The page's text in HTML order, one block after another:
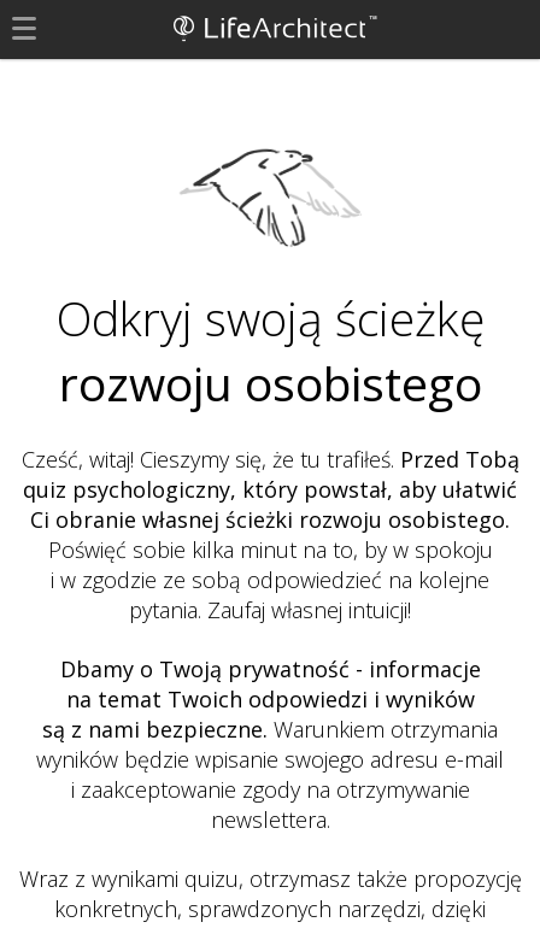
Odkryj swoją ścieżkę
rozwoju osobistego
Cześć, witaj! Cieszymy się, że tu trafiłeś. Przed Tobą
quiz psychologiczny, który powstał, aby ułatwić
Ci obranie własnej ścieżki rozwoju osobistego.
Poświęć sobie kilka minut na to, by w spokoju
i w zgodzie ze sobą odpowiedzieć na kolejne
pytania. Zaufaj własnej intuicji!
Dbamy o Twoją prywatność - informacje
na temat Twoich odpowiedzi i wyników
są z nami bezpieczne. Warunkiem otrzymania
wyników będzie wpisanie swojego adresu e-mail
i zaakceptowanie zgody na otrzymywanie
newslettera.
Wraz z wynikami quizu, otrzymasz także propozycję
konkretnych, sprawdzonych narzędzi, dzięki